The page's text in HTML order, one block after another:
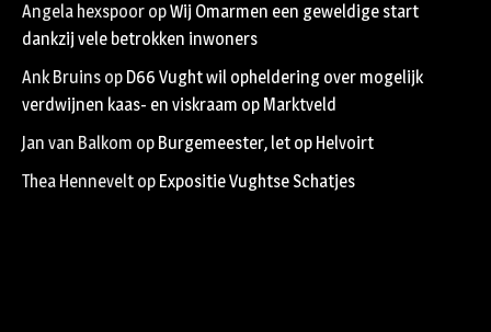
Angela hexspoor opWij Omarmen een geweldige start
dankzij vele betrokken inwoners
Ank Bruins op D66 Vught wil opheldering over mogelijk
verdwijnen kaas- en viskraam op Marktveld
Jan van Balkom op Burgemeester, let op Helvoirt
Thea Hennevelt op Expositie Vughtse Schatjes